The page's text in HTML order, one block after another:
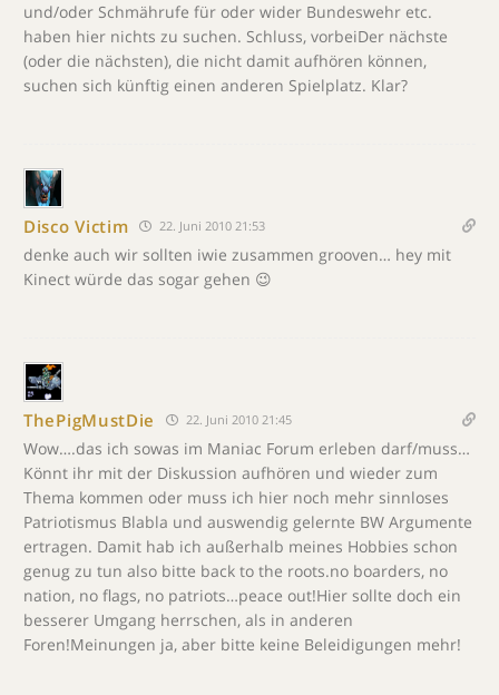
und/oder Schmährufe für oder wider Bundeswehr etc.
haben hier nichts zu suchen. Schluss, vorbeiDer nächste
(oder die nächsten), die nicht damit aufhören können,
suchen sich künftig einen anderen Spielplatz. Klar?
Disco Victim 22. Juni 2010 21:53
denke auch wir sollten iwie zusammen grooven… hey mit
Kinect würde das sogar gehen 😉
ThePigMustDie 22. Juni 2010 21:45
Wow….das ich sowas im Maniac Forum erleben darf/muss…
Könnt ihr mit der Diskussion aufhören und wieder zum
Thema kommen oder muss ich hier noch mehr sinnloses
Patriotismus Blabla und auswendig gelernte BW Argumente
ertragen. Damit hab ich außerhalb meines Hobbies schon
genug zu tun also bitte back to the roots.no boarders, no
nation, no flags, no patriots…peace out!Hier sollte doch ein
besserer Umgang herrschen, als in anderen
Foren!Meinungen ja, aber bitte keine Beleidigungen mehr!